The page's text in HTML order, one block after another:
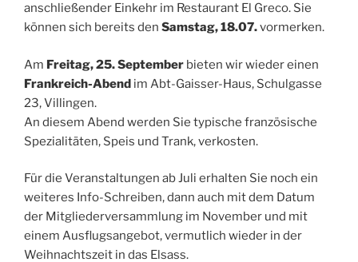
anschließender Einkehr im Restaurant El Greco. Sie
können sich bereits den Samstag, 18.07.vormerken.
Am Freitag, 25. September bieten wir wieder einen
Frankreich-Abend im Abt-Gaisser-Haus, Schulgasse
23, Villingen.
An diesem Abend werden Sie typische französische
Spezialitäten, Speis und Trank, verkosten.
Für die Veranstaltungen ab Juli erhalten Sie noch ein
weiteres Info-Schreiben, dann auch mit dem Datum
der Mitgliederversammlung im November und mit
einem Ausflugsangebot, vermutlich wieder in der
Weihnachtszeit in das Elsass.